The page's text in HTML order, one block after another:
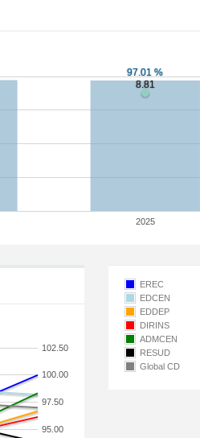
2025
95.00
97.50
100.00
102.50
EREC
EDCEN
EDDEP
DIRINS
ADMCEN
RESUD
Global CD